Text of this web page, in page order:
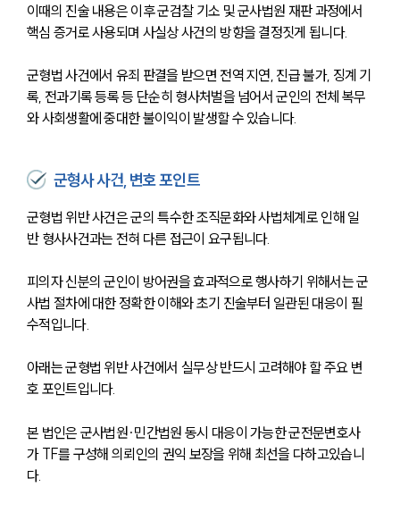
이때의 진술 내용은 이후 군검찰 기소 및 군사법원 재판 과정에서
핵심 증거로 사용되며 사실상 사건의 방향을 결정짓게 됩니다.
군형법 사건에서 유죄 판결을 받으면 전역 지연, 진급 불가, 징계 기
록, 전과기록 등록 등 단순히 형사처벌을 넘어서 군인의 전체 복무
와 사회생활에 중대한 불이익이 발생할 수 있습니다.
군형사 사건, 변호 포인트
군형법 위반 사건은 군의 특수한 조직문화와 사법체계로 인해 일
반 형사사건과는 전혀 다른 접근이 요구됩니다.
피의자 신분의 군인이 방어권을 효과적으로 행사하기 위해서는 군
사법 절차에 대한 정확한 이해와 초기 진술부터 일관된 대응이 필
수적입니다.
아래는 군형법 위반 사건에서 실무상 반드시 고려해야 할 주요 변
호 포인트입니다.
본 법인은 군사법원∙민간법원 동시 대응이 가능한 군전문변호사
가 TF를 구성해 의뢰인의 권익 보장을 위해 최선을 다하고있습니
다.